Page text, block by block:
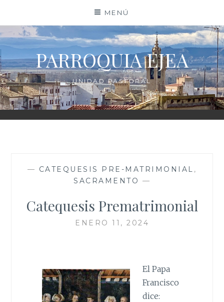
contenido
MENÚ
PARROQUIA EJEA
UNIDAD PASTORAL
— CATEQUESIS PRE-MATRIMONIAL ,
SACRAMENTO —
Catequesis Prematrimonial
ENERO 11, 2024
El Papa
Francisco
dice: